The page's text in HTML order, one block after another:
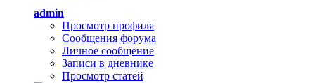
admin
Просмотр профиля
Сообщения форума
Личное сообщение
Записи в дневнике
Просмотр статей